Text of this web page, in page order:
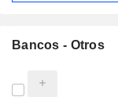
Bancos - Otros